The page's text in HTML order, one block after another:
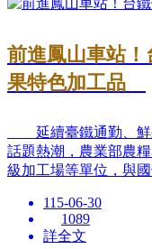
前進鳳山車站
果特色加工品
延續臺鐵通勤、鮮
話題熱潮，農業部農
級加工場等單位，與
115-06-30
1089
詳全文